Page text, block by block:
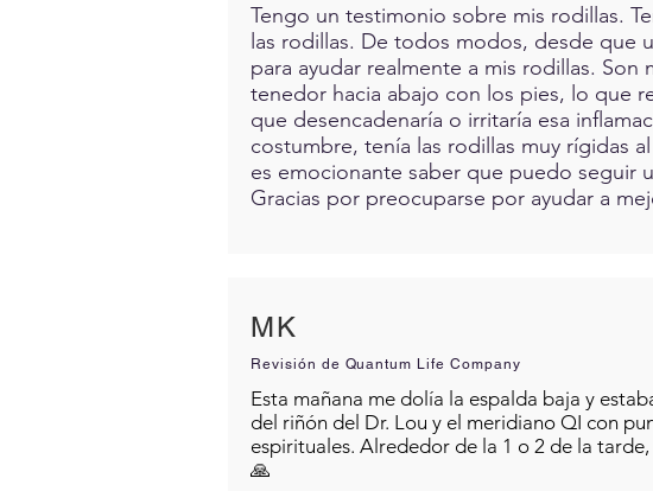
Tengo un testimonio sobre mis rodillas.
las rodillas. De todos modos, desde que
para ayudar realmente a mis rodillas.
tenedor hacia abajo con los pies, lo que
que desencadenaría o irritaría esa
costumbre, tenía las rodillas muy rígidas
es emocionante saber que puedo seguir
Gracias por preocuparse por ayudar a
MK
Revisión de Quantum Life Company
Esta mañana me dolía la espalda baja y
del riñón del Dr. Lou y el meridiano QI con
espirituales. Alrededor de la 1 o 2 de la
🙏